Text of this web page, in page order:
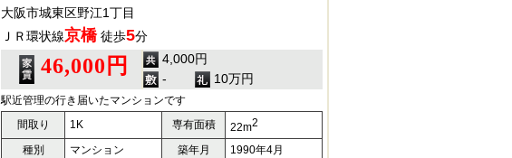
大阪市城東区野江1丁目
ＪＲ環状線京橋徒歩5分
46,000円
4,000円
-
10万円
駅近管理の行き届いたマンションです
間取り
1K 専有面積 22m2
種別 マンション 築年月 1990年4月